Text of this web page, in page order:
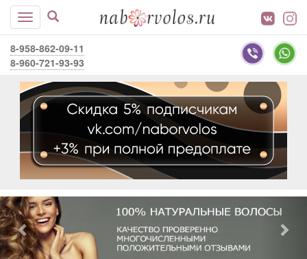
8-958-862-09-11
8-960-721-93-93